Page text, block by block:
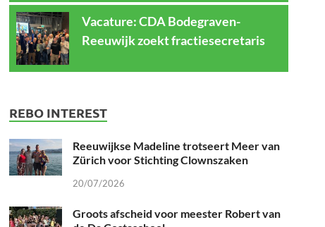
Vacature: CDA Bodegraven-
Reeuwijk zoekt fractiesecretaris
REBO INTEREST
Reeuwijkse Madeline trotseert Meer van
Zürich voor Stichting Clownszaken
20/07/2026
Groots afscheid voor meester Robert van